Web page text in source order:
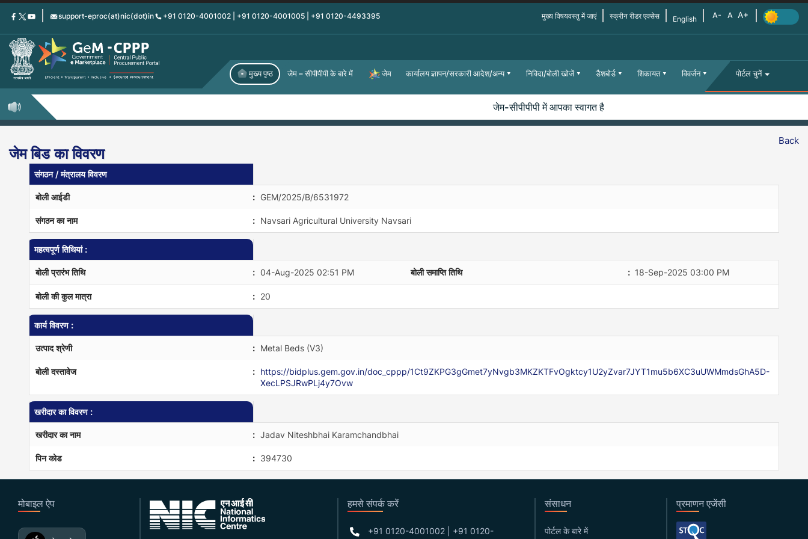
Skip
content
support-eproc(at)nic(dot)in +91 0120-4001002 | +91 0120-4001005 | +91 0120-4493395 मुख्य विषयवस्तु में जाएं स्क्रीन रीडर एक्सेस English
मुख्य पृष्ठ जेम – सीपीपीपी के बारे में जेम कार्यालय ज्ञापन/सरकारी आदेश/अन्य निविदा/बोली खोजें डैशबोर्ड शिकायत विवर्जन पोर्टल चुनें
जेम-सीपीपीपी में आपका स्वागत है
Back
जेम बिड का विवरण
संगठन / मंत्रालय विवरण
बोली आईडी : GEM/2025/B/6531972
संगठन का नाम : Navsari Agricultural University Navsari
महत्वपूर्ण तिथियां :
बोली प्रारंभ तिथि : 04-Aug-2025 02:51 PM बोली समाप्ति तिथि : 18-Sep-2025 03:00 PM
बोली की कुल मात्रा : 20
कार्य विवरण :
उत्पाद श्रेणी : Metal Beds (V3)
बोली दस्तावेज : https://bidplus.gem.gov.in/doc_cppp/1Ct9ZKPG3gGmet7yNvgb3MKZKTFvOgktcy1U2yZvar7JYT1mu5b6XC3uUWMmdsGhA5D-
XecLPSJRwPLj4y7Ovw
खरीदार का विवरण :
खरीदार का नाम : Jadav Niteshbhai Karamchandbhai
पिन कोड : 394730
मोबाइल ऐप हमसे संपर्क करें
+91 0120-4001002 | +91 0120-
संसाधन
पोर्टल के बारे में
प्रमाणन एजेंसी